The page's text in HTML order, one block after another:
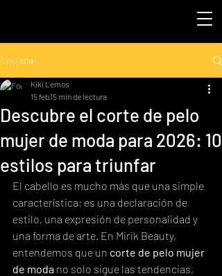
Entrada
Descubre el corte de pelo
mujer de moda para 2026: 10
estilos para triunfar
Kiki Lemos
15 feb15 min de lectura
El cabello es mucho más que una simple
característica; es una declaración de
estilo, una expresión de personalidad y
una forma de arte. En Mirik Beauty,
entendemos que un corte de pelo mujer
de moda no solo sigue las tendencias,